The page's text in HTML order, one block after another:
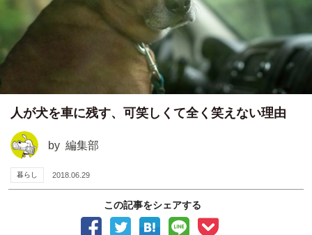
人が犬を車に残す、可笑しくて全く笑えない理由
by 編集部
暮らし 2018.06.29
この記事をシェアする